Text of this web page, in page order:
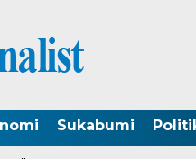
Sukabumi